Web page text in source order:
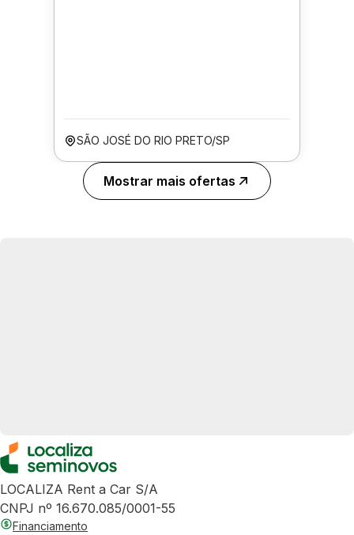
SÃO JOSÉ DO RIO PRETO/SP
Mostrar mais ofertas
LOCALIZA Rent a Car S/A
CNPJ nº 16.670.085/0001-55
Financiamento